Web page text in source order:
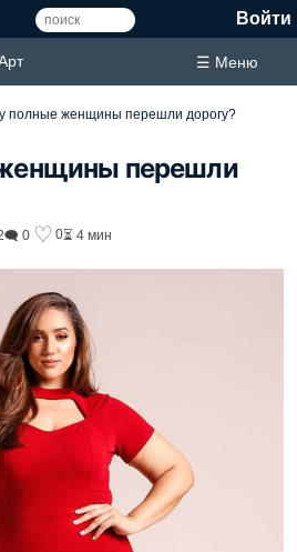
Войти
☰ Меню
полные женщины перешли дорогу?
перешли
🗨 0 ♡ 0⏳ 4 мин